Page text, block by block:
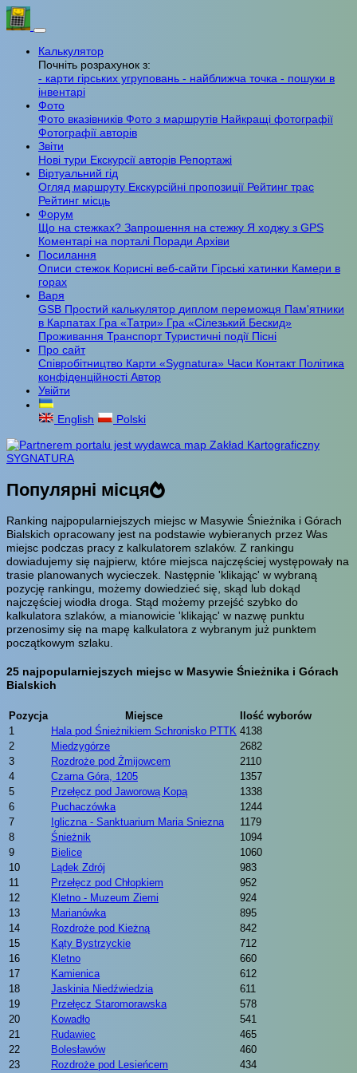
Калькулятор
Почніть розрахунок з:
- карти гірських угруповань - найближча точка - пошуки в
інвентарі
Фото
Фото вказівників Фото з маршрутів Найкращі фотографії
Фотографії авторів
Звіти
Нові тури Екскурсії авторів Репортажі
Віртуальний гід
Огляд маршруту Екскурсійні пропозиції Рейтинг трас
Рейтинг місць
Форум
Що на стежках? Запрошення на стежку Я ходжу з GPS
Коментарі на порталі Поради Архіви
Посилання
Описи стежок Корисні веб-сайти Гірські хатинки Камери в
горах
Варя
GSB Простий калькулятор диплом переможця Пам'ятники
в Карпатах Гра «Татри» Гра «Сілезький Бескид»
Проживання ТранспортТуристичні події Пісні
Про сайт
Співробітництво Карти «Sygnatura» Часи Контакт Політика
конфіденційності Автор
Увійти
English Polski
Популярні місця
Ranking najpopularniejszych miejsc w Masywie Śnieżnika i Górach
Bialskich opracowany jest na podstawie wybieranych przez Was
miejsc podczas pracy z kalkulatorem szlaków. Z rankingu
dowiadujemy się najpierw, które miejsca najczęściej występowały na
trasie planowanych wycieczek. Następnie 'klikając' w wybraną
pozycję rankingu, możemy dowiedzieć się, skąd lub dokąd
najczęściej wiodła droga. Stąd możemy przejść szybko do
kalkulatora szlaków, a mianowicie 'klikając' w nazwę punktu
przenosimy się na mapę kalkulatora z wybranym już punktem
początkowym szlaku.
25 najpopularniejszych miejsc w Masywie Śnieżnika i Górach
Bialskich
Pozycja Miejsce
Ilość wyborów
1
Hala pod Śnieżnikiem Schronisko PTTK 4138
2
Miedzygórze
2682
3
Rozdroże pod Żmijowcem
2110
4
Czarna Góra, 1205
1357
5
Przełęcz pod Jaworową Kopą
1338
6
Puchaczówka
1244
7
Igliczna - Sanktuarium Maria Sniezna
1179
8
Śnieżnik
1094
9
Bielice
1060
10
Lądek Zdrój
983
11
Przełęcz pod Chłopkiem
952
12
Kletno - Muzeum Ziemi
924
13
Marianówka
895
14
Rozdroże pod Kieżną
842
15
Kąty Bystrzyckie
712
16
Kletno
660
17
Kamienica
612
18
Jaskinia Niedźwiedzia
611
19
Przełęcz Staromorawska
578
20
Kowadło
541
21
Rudawiec
465
22
Bolesławów
460
23
Rozdroże pod Lesieńcem 434